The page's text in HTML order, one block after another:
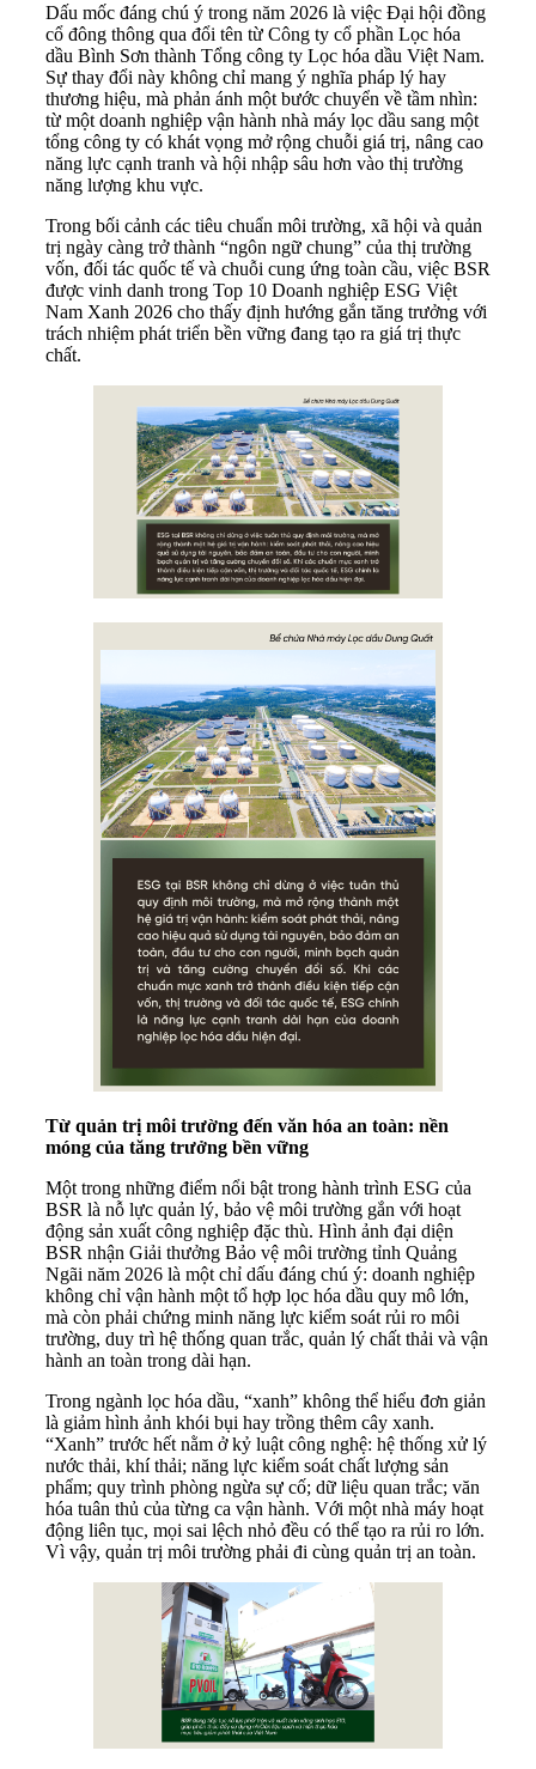
Dấu mốc đáng chú ý trong năm 2026 là việc Đại hội đồng
cổ đông thông qua đổi tên từ Công ty cổ phần Lọc hóa
dầu Bình Sơn thành Tổng công ty Lọc hóa dầu Việt Nam.
Sự thay đổi này không chỉ mang ý nghĩa pháp lý hay
thương hiệu, mà phản ánh một bước chuyển về tầm nhìn:
từ một doanh nghiệp vận hành nhà máy lọc dầu sang một
tổng công ty có khát vọng mở rộng chuỗi giá trị, nâng cao
năng lực cạnh tranh và hội nhập sâu hơn vào thị trường
năng lượng khu vực.
Trong bối cảnh các tiêu chuẩn môi trường, xã hội và quản
trị ngày càng trở thành “ngôn ngữ chung” của thị trường
vốn, đối tác quốc tế và chuỗi cung ứng toàn cầu, việc BSR
được vinh danh trong Top 10 Doanh nghiệp ESG Việt
Nam Xanh 2026 cho thấy định hướng gắn tăng trưởng với
trách nhiệm phát triển bền vững đang tạo ra giá trị thực
chất.
Từ quản trị môi trường đến văn hóa an toàn: nền
móng của tăng trưởng bền vững
Một trong những điểm nổi bật trong hành trình ESG của
BSR là nỗ lực quản lý, bảo vệ môi trường gắn với hoạt
động sản xuất công nghiệp đặc thù. Hình ảnh đại diện
BSR nhận Giải thưởng Bảo vệ môi trường tỉnh Quảng
Ngãi năm 2026 là một chỉ dấu đáng chú ý: doanh nghiệp
không chỉ vận hành một tổ hợp lọc hóa dầu quy mô lớn,
mà còn phải chứng minh năng lực kiểm soát rủi ro môi
trường, duy trì hệ thống quan trắc, quản lý chất thải và vận
hành an toàn trong dài hạn.
Trong ngành lọc hóa dầu, “xanh” không thể hiểu đơn giản
là giảm hình ảnh khói bụi hay trồng thêm cây xanh.
“Xanh” trước hết nằm ở kỷ luật công nghệ: hệ thống xử lý
nước thải, khí thải; năng lực kiểm soát chất lượng sản
phẩm; quy trình phòng ngừa sự cố; dữ liệu quan trắc; văn
hóa tuân thủ của từng ca vận hành. Với một nhà máy hoạt
động liên tục, mọi sai lệch nhỏ đều có thể tạo ra rủi ro lớn.
Vì vậy, quản trị môi trường phải đi cùng quản trị an toàn.